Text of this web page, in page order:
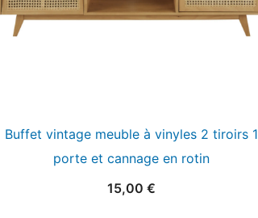
Buffet vintage meuble à vinyles 2 tiroirs 1
porte et cannage en rotin
15,00 €